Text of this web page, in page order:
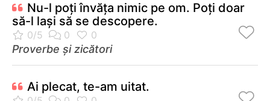
Nu-l poţi învăţa nimic pe om. Poţi doar
să-l laşi să se descopere.
Proverbe și zicători
Ai plecat, te-am uitat.